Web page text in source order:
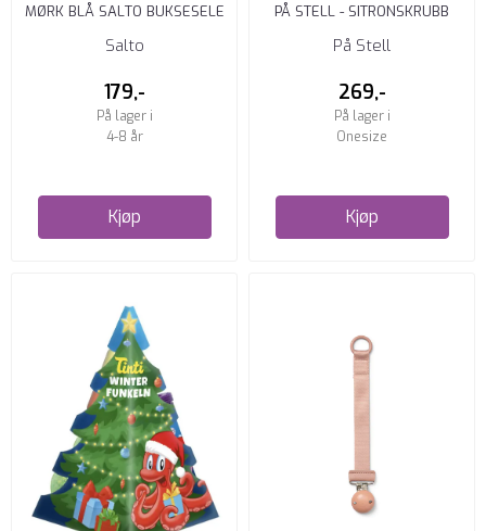
MØRK BLÅ SALTO BUKSESELE
4 - 8 ÅR
Salto
179,-
På lager i
4-8 år
Kjøp
PÅ STELL - SITRONSKRUBB
På Stell
269,-
På lager i
Onesize
Kjøp